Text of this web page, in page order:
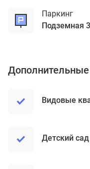
Паркинг
подземная
Дополнительные
Видовые
Детский